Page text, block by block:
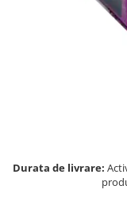
Jocuri de masa
Jocuri de societate
Durata de livrare: